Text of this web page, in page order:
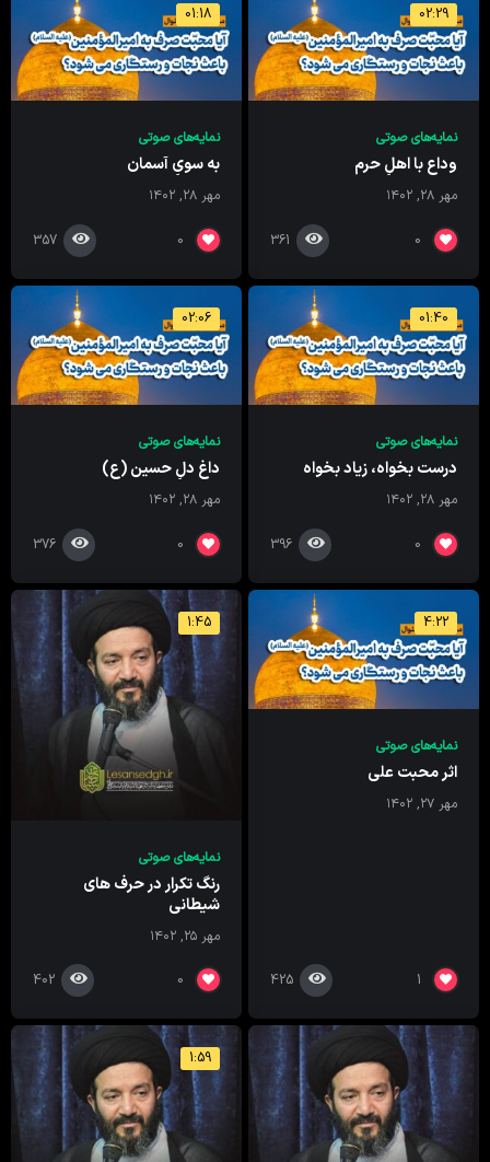
02:29
نمایه‌های صوتی
وداع با اهلِ حرم
مهر ۲۸, ۱۴۰۲
0
361
01:18
نمایه‌های صوتی
به سویِ آسمان
مهر ۲۸, ۱۴۰۲
0
357
01:40
نمایه‌های صوتی
درست بخواه، زیاد بخواه
مهر ۲۸, ۱۴۰۲
0
396
02:06
نمایه‌های صوتی
داغِ دلِ حسین (ع)
مهر ۲۸, ۱۴۰۲
0
376
4:22
نمایه‌های صوتی
اثر محبت علی
مهر ۲۷, ۱۴۰۲
1
425
1:45
نمایه‌های صوتی
رنگ تکرار در حرف های
شیطانی
مهر ۲۵, ۱۴۰۲
0
402
1:59